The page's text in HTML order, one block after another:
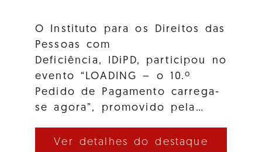
O Instituto para os Direitos das
Pessoas com
Deficiência, IDiPD, participou no
evento “LOADING – o 10.º
Pedido de Pagamento carrega-
se agora”, promovido pela…
Ver detalhes do destaque